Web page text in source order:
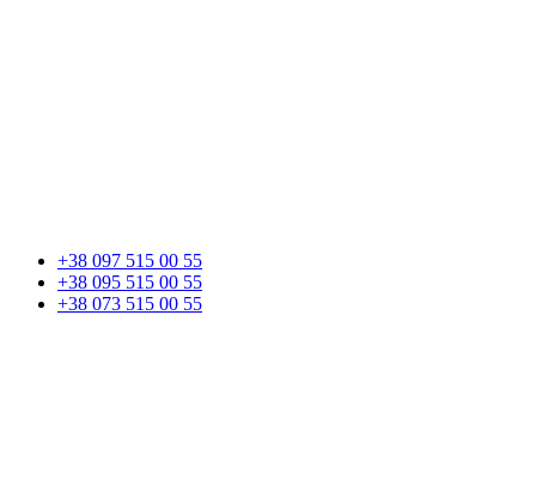
+38 097 515 00 55
+38 095 515 00 55
+38 073 515 00 55